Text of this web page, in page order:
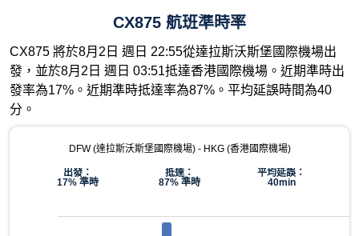
CX875 航班準時率
CX875 將於8月2日 週日 22:55從達拉斯沃斯堡國際機場出
發，並於8月2日 週日 03:51抵達香港國際機場。近期準時出
發率為17%。近期準時抵達率為87%。平均延誤時間為40
分。
DFW (達拉斯沃斯堡國際機場) - HKG (香港國際機場)
出發：
17% 準時
抵達：
87% 準時
平均延誤：
40min